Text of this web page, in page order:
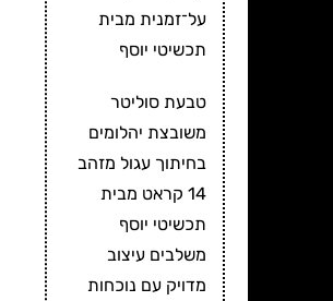
על־זמנית מבית
תכשיטי יוסף
טבעת סוליטר
משובצת יהלומים
בחיתוך עגול מזהב
14 קראט מבית
תכשיטי יוסף
משלבים עיצוב
מדויק עם נוכחות